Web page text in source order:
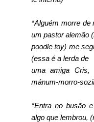
*Alguém morre de
um pastor alemão
poodle toy) me
(essa é a lerda de
uma amiga
mánum-morro-
*Entra no busão
algo que lembrou,